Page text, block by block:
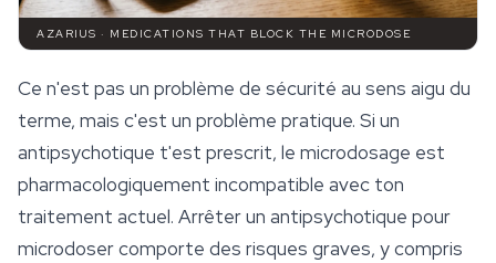
AZARIUS · MEDICATIONS THAT BLOCK THE MICRODOSE
Ce n'est pas un problème de sécurité au sens aigu du
terme, mais c'est un problème pratique. Si un
antipsychotique t'est prescrit, le microdosage est
pharmacologiquement incompatible avec ton
traitement actuel. Arrêter un antipsychotique pour
microdoser comporte des risques graves, y compris